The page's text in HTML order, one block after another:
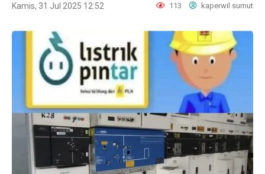
Kamis, 31 Jul 2025 12:52 113 kaperwil sumut